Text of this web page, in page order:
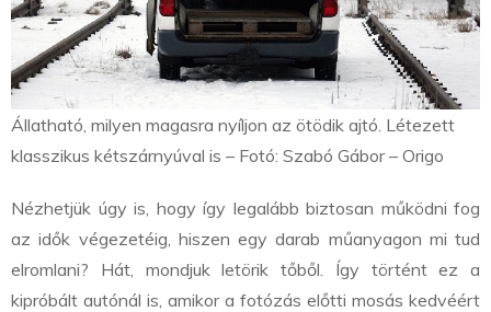
Állatható, milyen magasra nyíljon az ötödik ajtó. Létezett
klasszikus kétszárnyúval is – Fotó: Szabó Gábor – Origo
Nézhetjük úgy is, hogy így legalább biztosan működni fog
az idők végezetéig, hiszen egy darab műanyagon mi tud
elromlani? Hát, mondjuk letörik tőből. Így történt ez a
kipróbált autónál is, amikor a fotózás előtti mosás kedvéért